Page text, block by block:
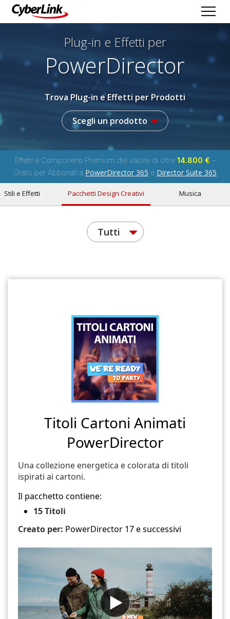
Plug-in e Effetti per
PowerDirector
Trova Plug-in e Effetti per Prodotti
Scegli un prodotto
Effetti e Componenti Premium del valore di oltre 14.800 € –
Gratis per Abbonati a PowerDirector 365 e Director Suite 365
Stili e Effetti Pacchetti Design Creativi Musica
Tutti
Titoli Cartoni Animati
PowerDirector
Una collezione energetica e colorata di titoli
ispirati ai cartoni.
Il pacchetto contiene:
15 Titoli
Creato per: PowerDirector 17 e successivi